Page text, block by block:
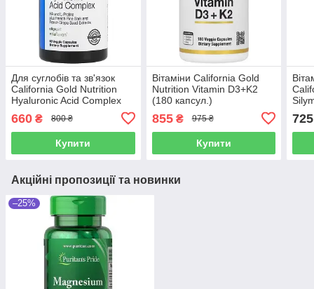
Для суглобів та зв'язок
California Gold Nutrition
Hyaluronic Acid Complex
660 ₴ 800 ₴
Купити
Вітаміни California Gold
Nutrition Vitamin D3+K2
(180 капсул.)
855₴ 975 ₴
Купити
725
Акційні пропозиції та новинки
–25%